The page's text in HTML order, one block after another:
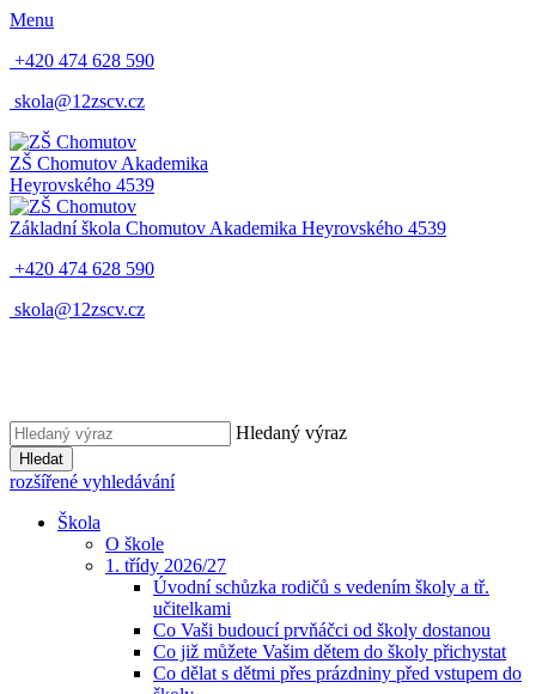
Menu
+420 474 628 590
skola@12zscv.cz
ZŠ Chomutov Akademika
Heyrovského 4539
Základní škola Chomutov Akademika Heyrovského 4539
+420 474 628 590
skola@12zscv.cz
Hledaný výraz
Hledat
rozšířené vyhledávání
Škola
O škole
1. třídy 2026/27
Úvodní schůzka rodičů s vedením školy a tř.
učitelkami
Co Vaši budoucí prvňáčci od školy dostanou
Co již můžete Vašim dětem do školy přichystat
Co dělat s dětmi přes prázdniny před vstupem do